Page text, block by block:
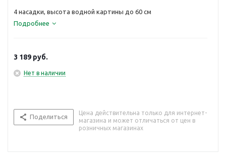
4 насадки, высота водной картины до 60 см
Подробнее
3 189 руб.
Нет в наличии
Поделиться
Цена действительна только для интернет-
магазина и может отличаться от цен в
розничных магазинах